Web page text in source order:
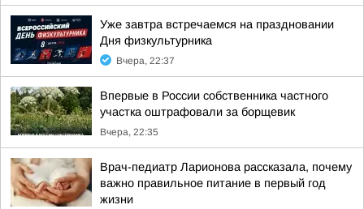
Уже завтра встречаемся на праздновании
Дня физкультурника
Вчера, 22:37
Впервые в России собственника частного
участка оштрафовали за борщевик
Вчера, 22:35
Врач-педиатр Ларионова рассказала, почему
важно правильное питание в первый год
жизни